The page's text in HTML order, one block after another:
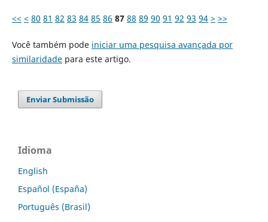
<< < 80 81 82 83 84 85 86 87 88 89 90 91 92 93 94 > >>
Você também pode iniciar uma pesquisa avançada por
similaridadepara este artigo.
Enviar Submissão
Idioma
English
Español (España)
Português (Brasil)